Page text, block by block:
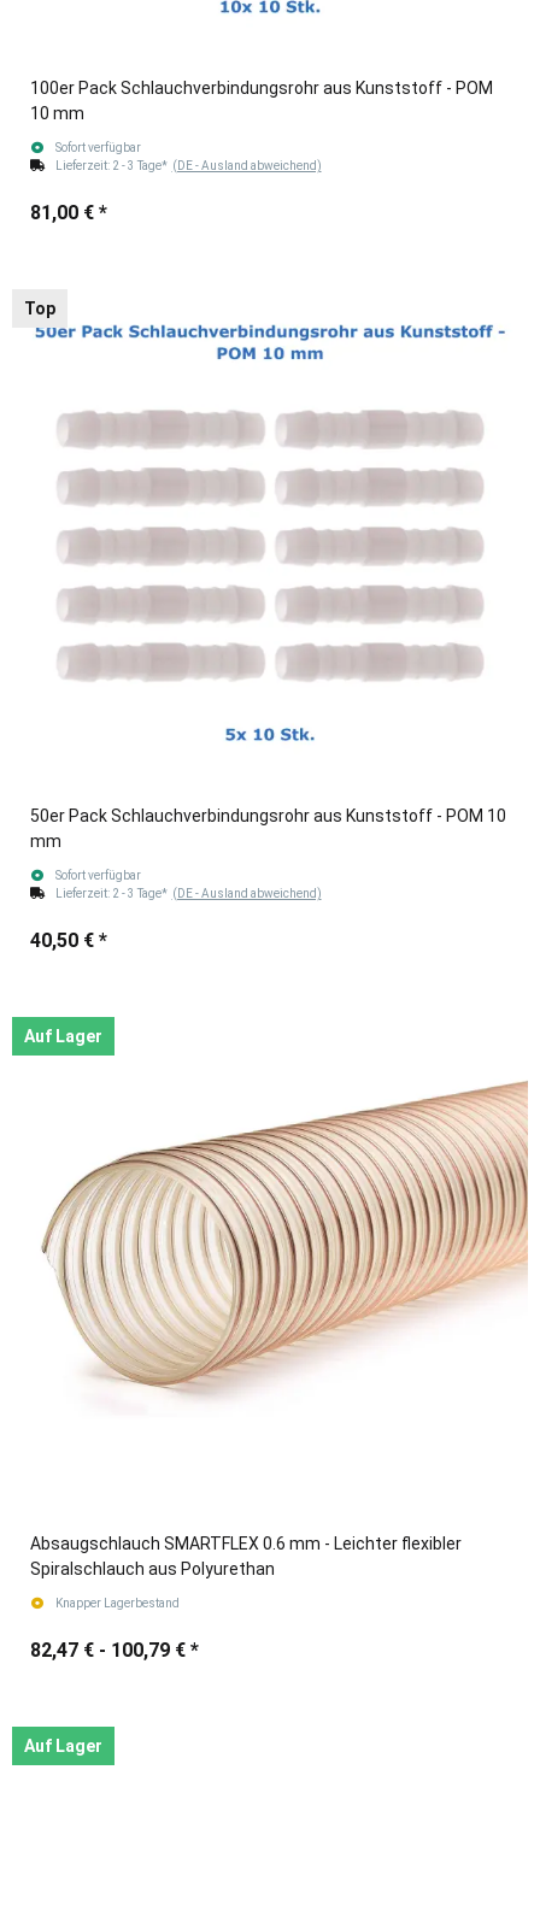
100er Pack Schlauchverbindungsrohr aus Kunststoff - POM
10 mm
Sofort verfügbar
Lieferzeit: 2 - 3 Tage* (DE - Ausland abweichend)
81,00 € *
Top
50er Pack Schlauchverbindungsrohr aus Kunststoff - POM 10
mm
Sofort verfügbar
Lieferzeit: 2 - 3 Tage* (DE - Ausland abweichend)
40,50 € *
Auf Lager
Absaugschlauch SMARTFLEX 0.6 mm - Leichter flexibler
Spiralschlauch aus Polyurethan
Knapper Lagerbestand
82,47 € - 100,79 € *
Auf Lager